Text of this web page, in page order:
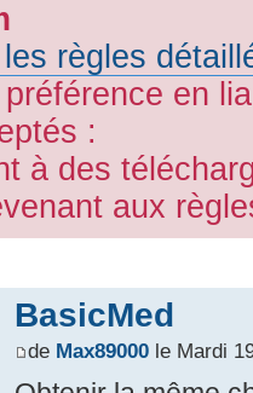
règles
en
:
à des
aux
BasicMed
de Max89000le Mardi